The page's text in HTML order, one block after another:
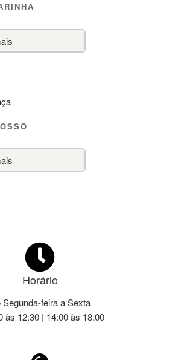
Horário
Segunda-feira a Sexta
às 12:30 | 14:00 às 18:00